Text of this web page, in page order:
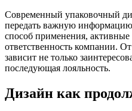
Современный упаковочный
передать важную информацию
способ применения,
ответственность компании.
зависит не только
последующая лояльность.
Дизайн как